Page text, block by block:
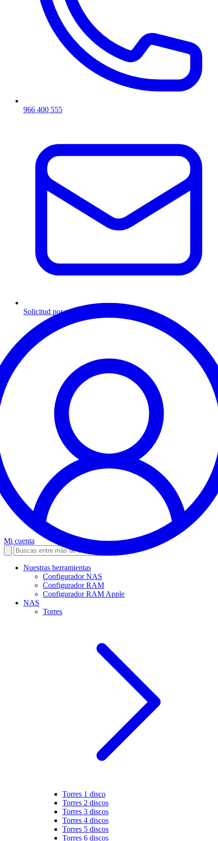
966 400 555
Solicitud por mensaje
Mi cuenta
Nuestras herramientas
Configurador NAS
Configurador RAM
Configurador RAM Apple
NAS
Torres
Torres 1 disco
Torres 2 discos
Torres 3 discos
Torres 4 discos
Torres 5 discos
Torres 6 discos